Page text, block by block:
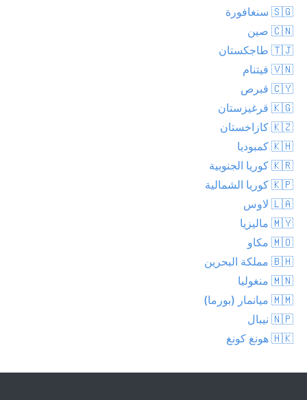
🇸🇬 سنغافورة
🇨🇳 صين
🇹🇯 طاجكستان
🇻🇳 فيتنام
🇨🇾 قبرص
🇰🇬 قرغيزستان
🇰🇿 كازاخستان
🇰🇭 كمبوديا
🇰🇷 كوريا الجنوبية
🇰🇵 كوريا الشمالية
🇱🇦 لاوس
🇲🇾 ماليزيا
🇲🇴 مكاو
🇧🇭 مملكة البحرين
🇲🇳 منغوليا
🇲🇲 ميانمار (بورما)
🇳🇵 نيبال
🇭🇰 هونغ كونغ